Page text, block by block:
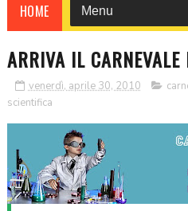
HOME
ARRIVA IL
venerdì, aprile 30, 2010
scientifica